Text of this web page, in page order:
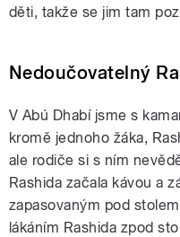
děti, takže se jim tam
Nedoučovatelný
V Abú Dhabí jsme s
kromě jednoho žáka,
ale rodiče si s ním
Rashida začala kávou a
zapasovaným pod
lákáním Rashida zpod